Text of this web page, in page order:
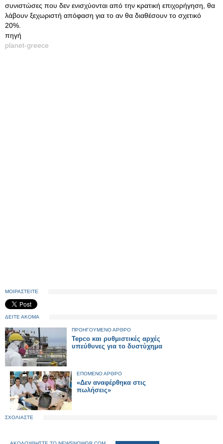
συνιστώσες που δεν ενισχύονται από την κρατική επιχορήγηση, θα
λάβουν ξεχωριστή απόφαση για το αν θα διαθέσουν το σχετικό
20%.
πηγή
planet-greece
ΜΟΙΡΑΣΤΕΙΤΕ
ΔΕΙΤΕ ΑΚΟΜΑ
ΠΡΟΗΓΟΥΜΕΝΟ ΑΡΘΡΟ
Tepco και ρυθμιστικές αρχές
υπεύθυνες για το δυστύχημα
ΕΠΟΜΕΝΟ ΑΡΘΡΟ
«Δεν αναφέρθηκα στις
πωλήσεις»
ΣΧΟΛΙΑΣΤΕ